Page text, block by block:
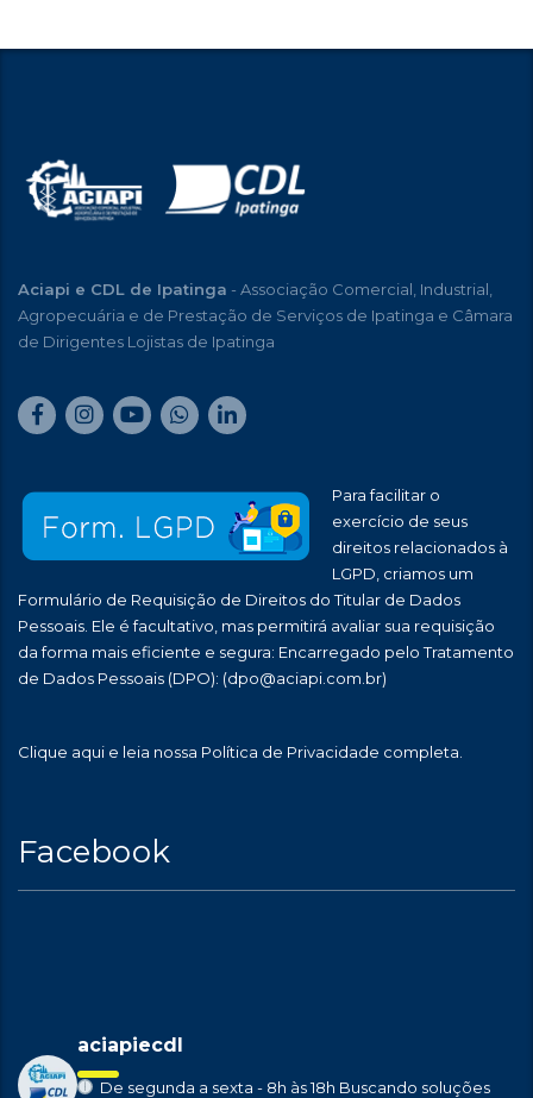
Aciapi e CDL de Ipatinga - Associação Comercial, Industrial,
Agropecuária e de Prestação de Serviços de Ipatinga e Câmara
de Dirigentes Lojistas de Ipatinga
Para facilitar o
exercício de seus
direitos relacionados à
LGPD, criamos um
Formulário de Requisição de Direitos do Titular de Dados
Pessoais. Ele é facultativo, mas permitirá avaliar sua requisição
da forma mais eficiente e segura: Encarregado pelo Tratamento
de Dados Pessoais (DPO): (dpo@aciapi.com.br)
Clique aqui e leia nossa Política de Privacidade completa.
Facebook
aciapiecdl
De segunda a sexta - 8h às 18h Buscando soluções